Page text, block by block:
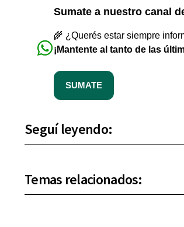
Sumate a nuestro canal
🌾 ¿Querés estar siempre
¡Mantente al tanto de las
SUMATE
Seguí leyendo:
Temas relacionados: